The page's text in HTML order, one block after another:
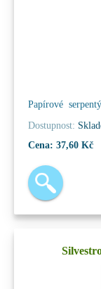
Papírové
Dostupnost:
Cena: 37,60 Kč